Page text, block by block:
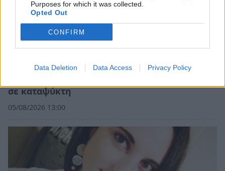
Purposes for which it was collected.
Opted Out
CONFIRM
Data Deletion Data Access Privacy Policy
Σπάρτη: Προθεσμία για να απολογηθεί πήρε ο
σε καταψύκτη
05/08/2026 13:00